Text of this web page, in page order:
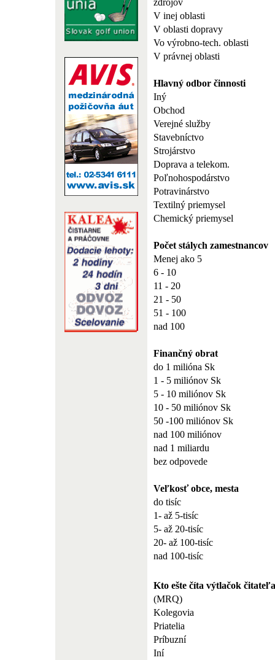
V inej oblasti
V oblasti dopravy
Vo výrobno-tech. oblasti
V právnej oblasti
Hlavný odbor činnosti
Iný
Obchod
Verejné služby
Stavebníctvo
Strojárstvo
Doprava a telekom.
Poľnohospodárstvo
Potravinárstvo
Textilný priemysel
Chemický priemysel
Počet stálych zamestnancov
Menej ako 5
6 - 10
11 - 20
21 - 50
51 - 100
nad 100
Finančný obrat
do 1 milióna Sk
1 - 5 miliónov Sk
5 - 10 miliónov Sk
10 - 50 miliónov Sk
50 -100 miliónov Sk
nad 100 miliónov
nad 1 miliardu
bez odpovede
Veľkosť obce, mesta
do tisíc
1- až 5-tisíc
5- až 20-tisíc
20- až 100-tisíc
nad 100-tisíc
Kto ešte číta výtlačok
(MRQ)
Kolegovia
Priatelia
Príbuzní
Iní